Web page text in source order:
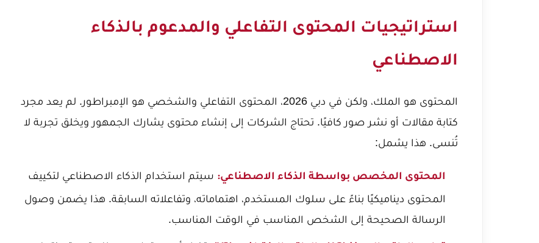
استراتيجيات المحتوى التفاعلي والمدعوم بالذكاء
الاصطناعي
المحتوى هو الملك، ولكن في دبي 2026، المحتوى التفاعلي والشخصي هو الإمبراطور. لم يعد مجرد
كتابة مقالات أو نشر صور كافيًا. تحتاج الشركات إلى إنشاء محتوى يشارك الجمهور ويخلق تجربة لا
تُنسى. هذا يشمل:
المحتوى المخصص بواسطة الذكاء الاصطناعي: سيتم استخدام الذكاء الاصطناعي لتكييف
المحتوى ديناميكيًا بناءً على سلوك المستخدم، اهتماماته، وتفاعلاته السابقة. هذا يضمن وصول
الرسالة الصحيحة إلى الشخص المناسب في الوقت المناسب.